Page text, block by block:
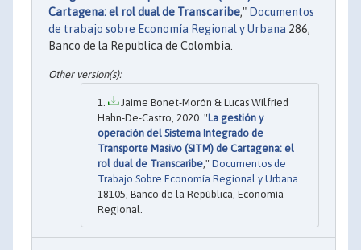
Cartagena: el rol dual de Transcaribe," Documentos
de trabajo sobre Economía Regional y Urbana 286,
Banco de la Republica de Colombia.
Jaime Bonet-Morón & Lucas Wilfried
Hahn-De-Castro, 2020. "La gestión y
operación del Sistema Integrado de
Transporte Masivo (SITM) de Cartagena: el
rol dual de Transcaribe," Documentos de
Trabajo Sobre Economía Regional y Urbana
18105, Banco de la República, Economía
Regional.